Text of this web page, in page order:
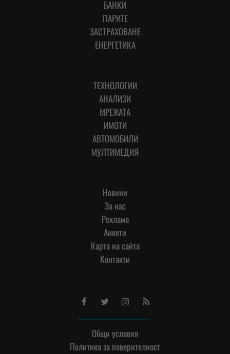
БАНКИ
ПАРИТЕ
ЗАСТРАХОВАНЕ
ЕНЕРГЕТИКА
ТЕХНОЛОГИИ
АНАЛИЗИ
МРЕЖАТА
ИМОТИ
АВТОМОБИЛИ
МУЛТИМЕДИЯ
Новини
За нас
Реклама
Анкети
Карта на сайта
Контакти
FacebookTwitterInstagram
RSS
Общи условия
Политика за поверителност